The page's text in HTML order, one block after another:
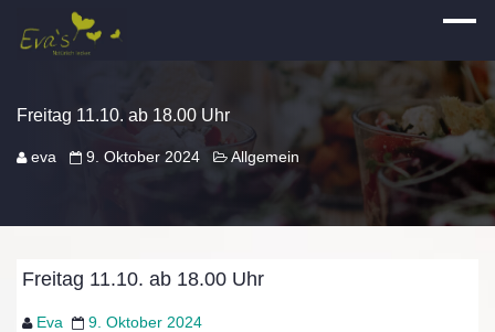
Freitag 11.10. ab 18.00 Uhr
eva 9. Oktober 2024 Allgemein
Freitag 11.10. ab 18.00 Uhr
Eva 9. Oktober 2024